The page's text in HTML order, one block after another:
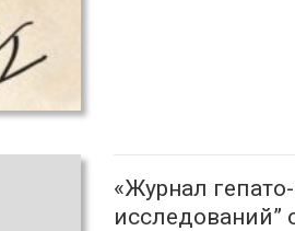
«Журнал
исследований”